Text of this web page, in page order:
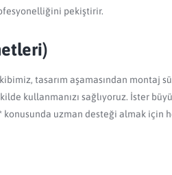
pekiştirir.
tasarım aşamasından montaj
kullanmanızı sağlıyoruz. İster
uzman desteği almak için